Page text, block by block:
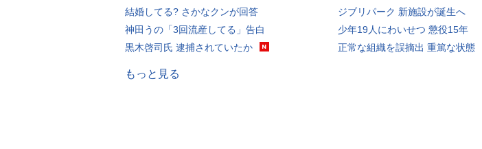
結婚してる? さかなクンが回答
神田うの「3回流産してる」告白
黒木啓司氏 逮捕されていたか
ジブリパーク 新施設が誕生へ
少年19人にわいせつ 懲役15年
正常な組織を誤摘出 重篤な状態
もっと見る